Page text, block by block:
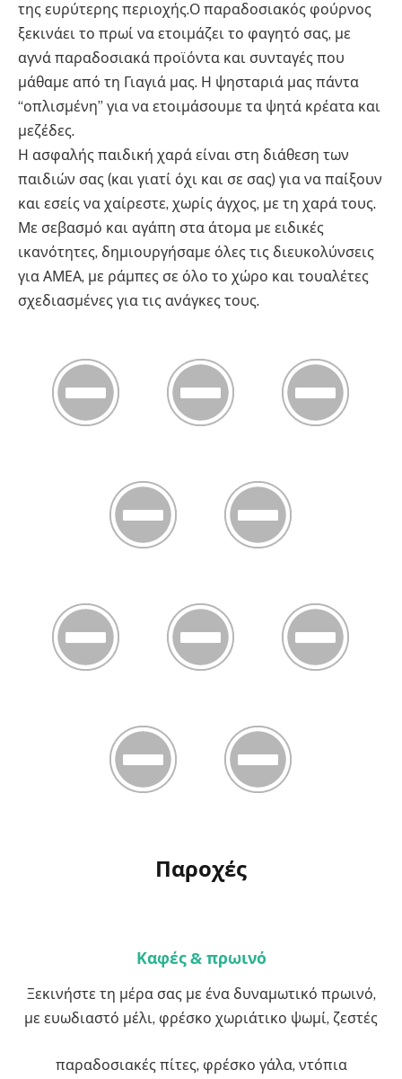
της ευρύτερης περιοχής.Ο παραδοσιακός φούρνος
ξεκινάει το πρωί να ετοιμάζει το φαγητό σας, με
αγνά παραδοσιακά προϊόντα και συνταγές που
μάθαμε από τη Γιαγιά μας. Η ψησταριά μας πάντα
“οπλισμένη” για να ετοιμάσουμε τα ψητά κρέατα και
μεζέδες.
Η ασφαλής παιδική χαρά είναι στη διάθεση των
παιδιών σας (και γιατί όχι και σε σας) για να παίξουν
και εσείς να χαίρεστε, χωρίς άγχος, με τη χαρά τους.
Με σεβασμό και αγάπη στα άτομα με ειδικές
ικανότητες, δημιουργήσαμε όλες τις διευκολύνσεις
για ΑΜΕΑ, με ράμπες σε όλο το χώρο και τουαλέτες
σχεδιασμένες για τις ανάγκες τους.
Παροχές
Καφές & πρωινό
Ξεκινήστε τη μέρα σας με ένα δυναμωτικό πρωινό,
με ευωδιαστό μέλι, φρέσκο χωριάτικο ψωμί, ζεστές
παραδοσιακές πίτες, φρέσκο γάλα, ντόπια